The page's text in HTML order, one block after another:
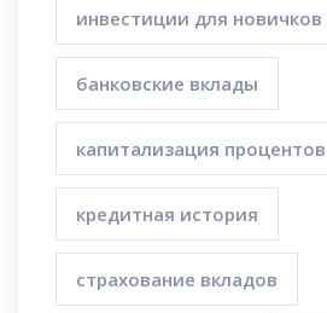
инвестиции для новичков
банковские вклады
капитализация процентов
кредитная история
страхование вкладов